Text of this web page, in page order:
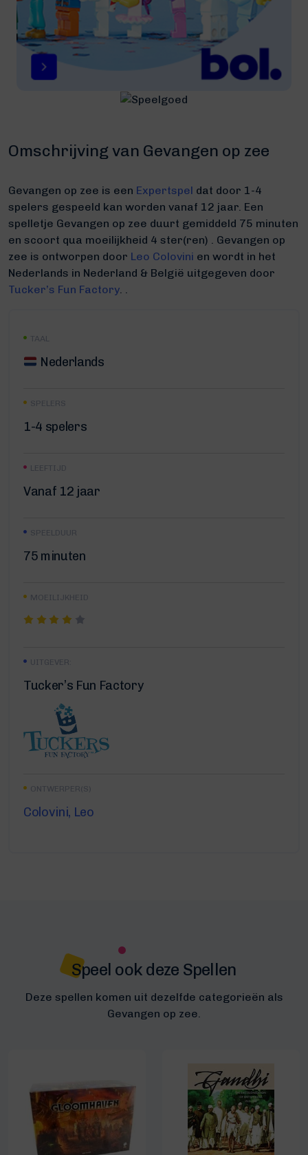
TAAL
Nederlands
SPELERS
1-4 spelers
LEEFTIJD
Vanaf 12 jaar
SPEELDUUR
75 minuten
MOEILIJKHEID
UITGEVER:
Tucker’s Fun Factory
ONTWERPER(S)
Colovini, Leo
Omschrijving van Gevangen op zee
Gevangen op zee is een Expertspel dat door 1-4
spelers gespeeld kan worden vanaf 12 jaar. Een
spelletje Gevangen op zee duurt gemiddeld 75 minuten
en scoort qua moeilijkheid 4 ster(ren) . Gevangen op
zee is ontworpen door Leo Colovini en wordt in het
Nederlands in Nederland & België uitgegeven door
Tucker’s Fun Factory. .
Speel ook deze Spellen
Deze spellen komen uit dezelfde categorieën als
Gevangen op zee.